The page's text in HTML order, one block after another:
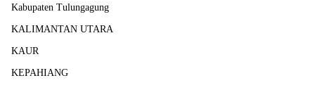
Kabupaten Tulungagung
KALIMANTAN UTARA
KAUR
KEPAHIANG